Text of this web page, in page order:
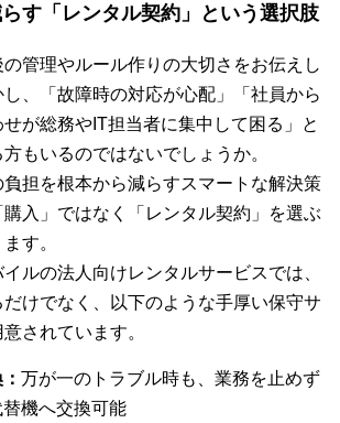
す「レンタル契約」という選択肢
管理やルール作りの大切さをお伝えし
、「故障時の対応が心配」「社員から
が総務やIT担当者に集中して困る」と
もいるのではないでしょうか。
担を根本から減らすスマートな解決策
入」ではなく「レンタル契約」を選ぶ
す。
ルの法人向けレンタルサービスでは、
けでなく、以下のような手厚い保守サ
されています。
万が一のトラブル時も、業務を止めず
機へ交換可能